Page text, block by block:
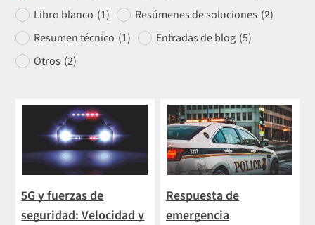
Libro blanco (1) Resúmenes de soluciones (2)
Resumen técnico (1) Entradas de blog (5)
Otros (2)
5G y fuerzas de
seguridad: Velocidad y
Respuesta de
emergencia